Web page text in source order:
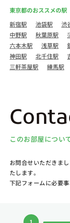
東京都のおススメの駅
新宿駅
池袋駅 渋
中野駅
秋葉原駅
六本木駅
浅草駅
神田駅
北千住駅
三軒茶屋駅
練馬駅
このお部屋につい
お問合せいただきま
たします。
下記フォームに必要